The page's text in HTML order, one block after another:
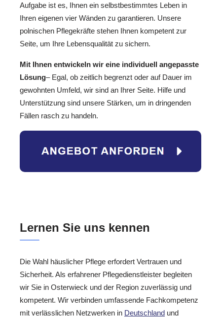
Aufgabe ist es, Ihnen ein selbstbestimmtes Leben in
Ihren eigenen vier Wänden zu garantieren. Unsere
polnischen Pflegekräfte stehen Ihnen kompetent zur
Seite, um Ihre Lebensqualität zu sichern.
Mit Ihnen entwickeln wir eine individuell angepasste
Lösung– Egal, ob zeitlich begrenzt oder auf Dauer im
gewohnten Umfeld, wir sind an Ihrer Seite. Hilfe und
Unterstützung sind unsere Stärken, um in dringenden
Fällen rasch zu handeln.
Lernen Sie uns kennen
Die Wahl häuslicher Pflege erfordert Vertrauen und
Sicherheit. Als erfahrener Pflegedienstleister begleiten
wir Sie in Osterwieck und der Region zuverlässig und
kompetent. Wir verbinden umfassende Fachkompetenz
mit verlässlichen Netzwerken in Deutschland und